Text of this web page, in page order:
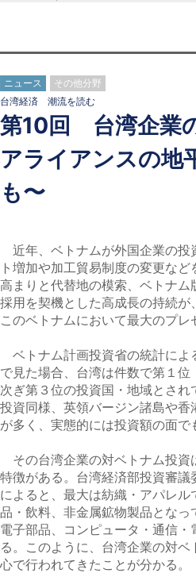
ニュース その他分野
台湾経済 潮流を読む
第10回 台湾企業
アライアンスの地
も
近年、ベトナムが外国企業の投
ト増加や加工貿易制度の変更な
高まりと代替地の模索、ベトナ
採用を契機とした高成長の持続が
このベトナムにおいて最大のプレ
ベトナム計画投資省の統計によ
で見た場合、台湾は件数で第１
次ぎ第３位の投資国・地域とさ
投資同様、英領バージン諸島や
が多く、実態的には投資額の面で
その台湾企業の対ベトナム投資
特徴がある。台湾経済部投資審
によると、最大は紡織・アパレ
品・飲料、非金属鉱物製品となっ
電子部品、コンピュータ・通信
る。このように、台湾企業の対
心で行われてきたことが分かる。